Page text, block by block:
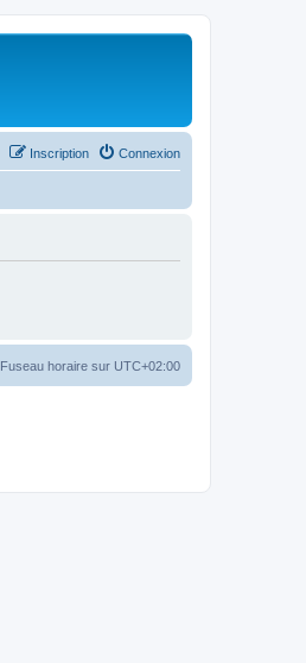
Connexion
Inscription
Fuseau horaire sur UTC+02:00